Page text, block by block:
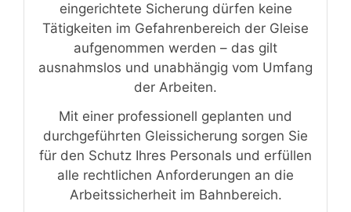
eingerichtete Sicherung dürfen keine
Tätigkeiten im Gefahrenbereich der Gleise
aufgenommen werden – das gilt
ausnahmslos und unabhängig vom Umfang
der Arbeiten.
Mit einer professionell geplanten und
durchgeführten Gleissicherung sorgen Sie
für den Schutz Ihres Personals und erfüllen
alle rechtlichen Anforderungen an die
Arbeitssicherheit im Bahnbereich.